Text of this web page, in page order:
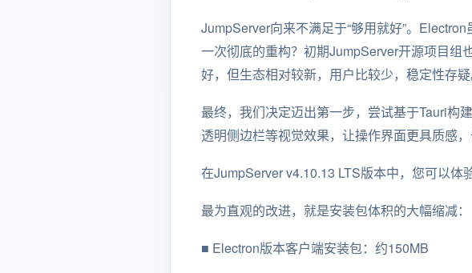
JumpServer向来不满足于“够用就好”。
一次彻底的重构？初期JumpServer开源项目组
好，但生态相对较新，用户比较少，稳定性存疑
最终，我们决定迈出第一步，尝试基于Tauri构
透明侧边栏等视觉效果，让操作界面更具质感
在JumpServer v4.10.13 LTS版本中，您可以体
最为直观的改进，就是安装包体积的大幅缩减：
■ Electron版本客户端安装包：约150MB